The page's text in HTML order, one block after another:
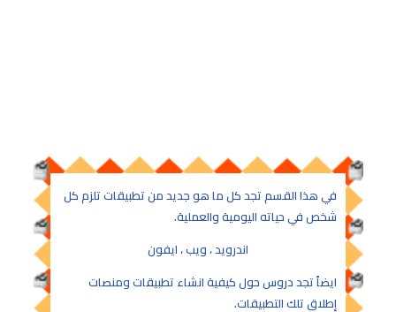
في هذا القسم تجد كل ما هو جديد من تطبيقات تلزم كل
شخص في حياته اليومية والعملية.
اندرويد ، ويب ، ايفون
ايضاً تجد دروس حول كيفية انشاء تطبيقات ومنصات
إطلاق تلك التطبيقات.